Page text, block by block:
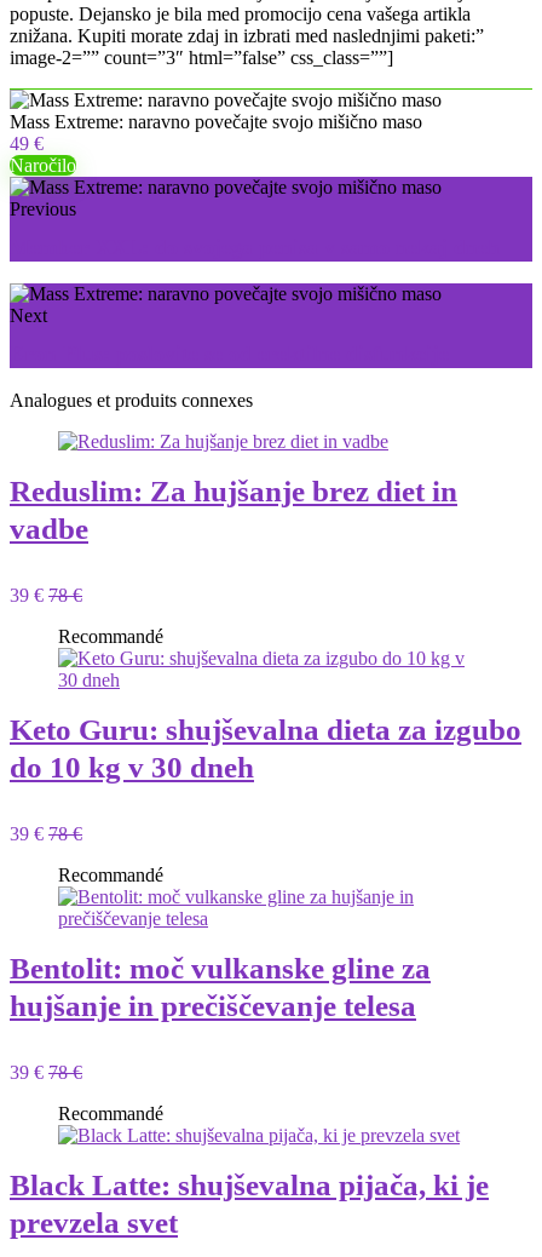
popuste. Dejansko je bila med promocijo cena vašega artikla
znižana. Kupiti morate zdaj in izbrati med naslednjimi paketi:”
image-2=”” count=”3″ html=”false” css_class=””]
Mass Extreme: naravno povečajte svojo mišično maso
49 €
Naročilo
Previous
Next
Analogues et produits connexes
Reduslim: Za hujšanje brez diet in
vadbe
39 € 78 €
Recommandé
Keto Guru: shujševalna dieta za izgubo
do 10 kg v 30 dneh
39 € 78 €
Recommandé
Bentolit: moč vulkanske gline za
hujšanje in prečiščevanje telesa
39 € 78 €
Recommandé
Black Latte: shujševalna pijača, ki je
prevzela svet